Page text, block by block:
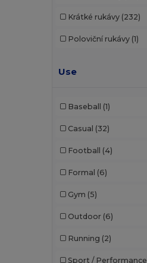
Krátké rukávy (232)
Poloviční rukávy (1)
Use
Baseball (1)
Casual (32)
Football (4)
Formal (6)
Gym (5)
Outdoor (6)
Running (2)
Sport / Performance